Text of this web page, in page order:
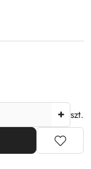
szt.